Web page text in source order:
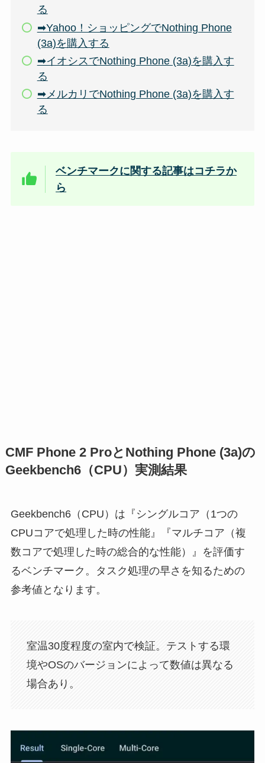
る
➡Yahoo！ショッピングでNothing Phone
(3a)を購入する
➡イオシスでNothing Phone (3a)を購入す
る
➡メルカリでNothing Phone (3a)を購入す
る
ベンチマークに関する記事はコチラか
ら
CMF Phone 2 ProとNothing Phone (3a)の
Geekbench6（CPU）実測結果
Geekbench6（CPU）は『シングルコア（1つの
CPUコアで処理した時の性能』『マルチコア（複
数コアで処理した時の総合的な性能）』を評価す
るベンチマーク。タスク処理の早さを知るための
参考値となります。
室温30度程度の室内で検証。テストする環
境やOSのバージョンによって数値は異なる
場合あり。